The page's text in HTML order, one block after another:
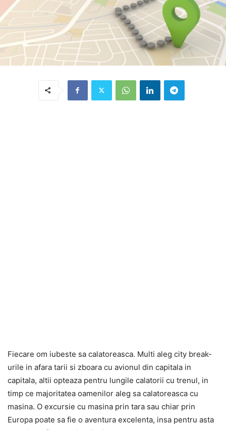
Fiecare om iubeste sa calatoreasca. Multi aleg city break-
urile in afara tarii si zboara cu avionul din capitala in
capitala, altii opteaza pentru lungile calatorii cu trenul, in
timp ce majoritatea oamenilor aleg sa calatoreasca cu
masina. O excursie cu masina prin tara sau chiar prin
Europa poate sa fie o aventura excelenta, insa pentru asta